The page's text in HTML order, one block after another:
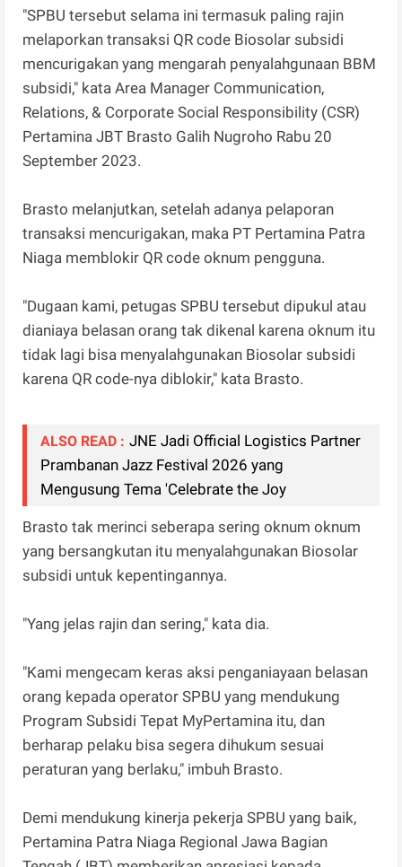
"SPBU tersebut selama ini termasuk paling rajin
melaporkan transaksi QR code Biosolar subsidi
mencurigakan yang mengarah penyalahgunaan BBM
subsidi," kata Area Manager Communication,
Relations, & Corporate Social Responsibility (CSR)
Pertamina JBT Brasto Galih Nugroho Rabu 20
September 2023.
Brasto melanjutkan, setelah adanya pelaporan
transaksi mencurigakan, maka PT Pertamina Patra
Niaga memblokir QR code oknum pengguna.
"Dugaan kami, petugas SPBU tersebut dipukul atau
dianiaya belasan orang tak dikenal karena oknum itu
tidak lagi bisa menyalahgunakan Biosolar subsidi
karena QR code-nya diblokir," kata Brasto.
ALSO READ : JNE Jadi Official Logistics Partner
Prambanan Jazz Festival 2026 yang
Mengusung Tema 'Celebrate the Joy
Brasto tak merinci seberapa sering oknum oknum
yang bersangkutan itu menyalahgunakan Biosolar
subsidi untuk kepentingannya.
"Yang jelas rajin dan sering," kata dia.
"Kami mengecam keras aksi penganiayaan belasan
orang kepada operator SPBU yang mendukung
Program Subsidi Tepat MyPertamina itu, dan
berharap pelaku bisa segera dihukum sesuai
peraturan yang berlaku," imbuh Brasto.
Demi mendukung kinerja pekerja SPBU yang baik,
Pertamina Patra Niaga Regional Jawa Bagian